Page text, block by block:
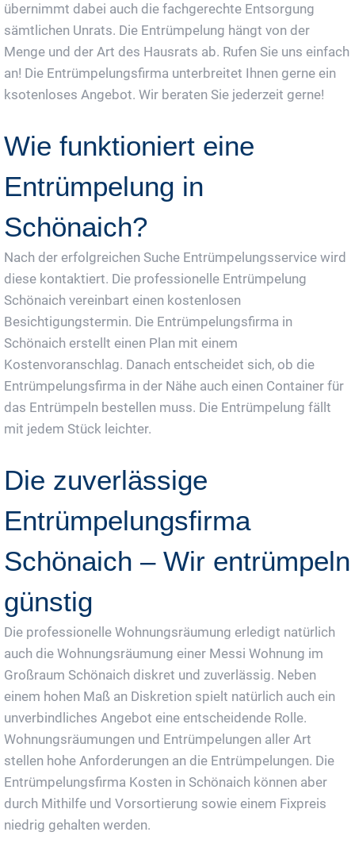
übernimmt dabei auch die fachgerechte Entsorgung
sämtlichen Unrats. Die Entrümpelung hängt von der
Menge und der Art des Hausrats ab. Rufen Sie uns einfach
an! Die Entrümpelungsfirma unterbreitet Ihnen gerne ein
ksotenloses Angebot. Wir beraten Sie jederzeit gerne!
Wie funktioniert eine
Entrümpelung in
Schönaich?
Nach der erfolgreichen Suche Entrümpelungsservice wird
diese kontaktiert. Die professionelle Entrümpelung
Schönaich vereinbart einen kostenlosen
Besichtigungstermin. Die Entrümpelungsfirma in
Schönaich erstellt einen Plan mit einem
Kostenvoranschlag. Danach entscheidet sich, ob die
Entrümpelungsfirma in der Nähe auch einen Container für
das Entrümpeln bestellen muss. Die Entrümpelung fällt
mit jedem Stück leichter.
Die zuverlässige
Entrümpelungsfirma
Schönaich – Wir entrümpeln
günstig
Die professionelle Wohnungsräumung erledigt natürlich
auch die Wohnungsräumung einer Messi Wohnung im
Großraum Schönaich diskret und zuverlässig. Neben
einem hohen Maß an Diskretion spielt natürlich auch ein
unverbindliches Angebot eine entscheidende Rolle.
Wohnungsräumungen und Entrümpelungen aller Art
stellen hohe Anforderungen an die Entrümpelungen. Die
Entrümpelungsfirma Kosten in Schönaich können aber
durch Mithilfe und Vorsortierung sowie einem Fixpreis
niedrig gehalten werden.